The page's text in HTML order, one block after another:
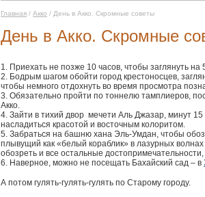
Главная / Акко / День в Акко. Скромные советы
День в Акко. Скромные
1. Приехать не позже 10 часов, чтобы заглянуть на
2. Бодрым шагом обойти город крестоносцев,
чтобы немного отдохнуть во время просмотра
3. Обязательно пройти по тоннелю тамплиеров,
Акко.
4. Зайти в тихий двор мечети Аль Джазар, минут 15
насладиться красотой и восточным колоритом.
5. Забраться на башню хана Эль-Умдан, чтобы
плывущий как «белый кораблик» в лазурных
обозреть и все остальные
6. Наверное, можно не посещать Бахайский сад – в
А потом гулять-гулять-гулять по Старому городу.